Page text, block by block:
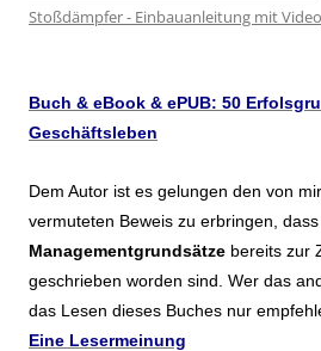
Stoßdämpfer - Einbauanleitung mit Video
Buch & eBook & ePUB: 50
Geschäftsleben
Dem Autor ist es gelungen den von
vermuteten Beweis zu erbringen, dass
Managementgrundsätze bereits zur
geschrieben worden sind. Wer das
das Lesen dieses Buches nur
Eine Lesermeinung